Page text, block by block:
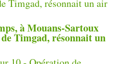
à Mouans-Sartoux
Timgad, résonnait un